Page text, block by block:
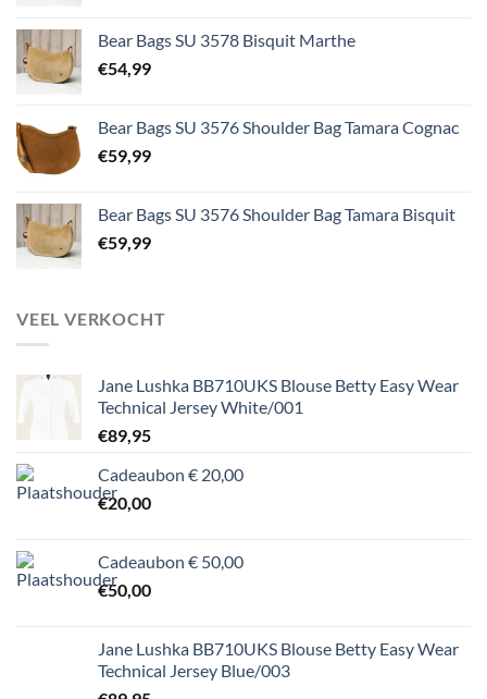
Bear Bags SU 3578 Bisquit Marthe
€54,99
Bear Bags SU 3576 Shoulder Bag Tamara Cognac
€59,99
Bear Bags SU 3576 Shoulder Bag Tamara Bisquit
€59,99
VEEL VERKOCHT
Jane Lushka BB710UKS Blouse Betty Easy Wear
Technical Jersey White/001
€89,95
Cadeaubon € 20,00
€20,00
Cadeaubon € 50,00
€50,00
Jane Lushka BB710UKS Blouse Betty Easy Wear
Technical Jersey Blue/003